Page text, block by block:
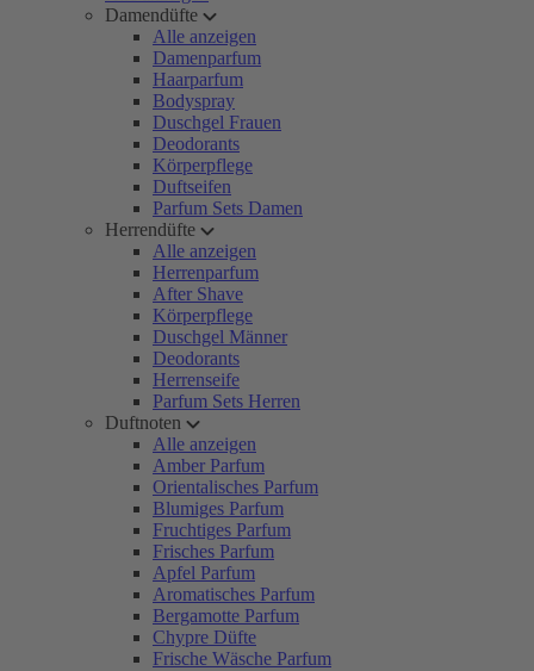
Damendüfte
Alle anzeigen
Damenparfum
Haarparfum
Bodyspray
Duschgel Frauen
Deodorants
Körperpflege
Duftseifen
Parfum Sets Damen
Herrendüfte
Alle anzeigen
Herrenparfum
After Shave
Körperpflege
Duschgel Männer
Deodorants
Herrenseife
Parfum Sets Herren
Duftnoten
Alle anzeigen
Amber Parfum
Orientalisches Parfum
Blumiges Parfum
Fruchtiges Parfum
Frisches Parfum
Apfel Parfum
Aromatisches Parfum
Bergamotte Parfum
Chypre Düfte
Frische Wäsche Parfum